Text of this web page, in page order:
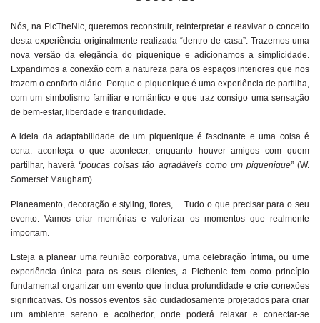
Nós, na PicTheNic, queremos reconstruir, reinterpretar e reavivar o conceito
desta experiência originalmente realizada “dentro de casa”. Trazemos uma
nova versão da elegância do piquenique e adicionamos a simplicidade.
Expandimos a conexão com a natureza para os espaços interiores que nos
trazem o conforto diário. Porque o piquenique é uma experiência de partilha,
com um simbolismo familiar e romântico e que traz consigo uma sensação
de bem-estar, liberdade e tranquilidade.
A ideia da adaptabilidade de um piquenique é fascinante e uma coisa é
certa: aconteça o que acontecer, enquanto houver amigos com quem
partilhar, haverá “poucas coisas tão agradáveis como um piquenique”(W.
Somerset Maugham)
Planeamento, decoração e styling, flores,… Tudo o que precisar para o seu
evento. Vamos criar memórias e valorizar os momentos que realmente
importam.
Esteja a planear uma reunião corporativa, uma celebração íntima, ou ume
experiência única para os seus clientes, a Picthenic tem como princípio
fundamental organizar um evento que inclua profundidade e crie conexões
significativas. Os nossos eventos são cuidadosamente projetados para criar
um ambiente sereno e acolhedor, onde poderá relaxar e conectar-se